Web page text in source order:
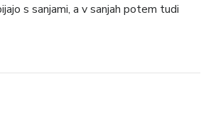
s sanjami, a v sanjah potem tudi